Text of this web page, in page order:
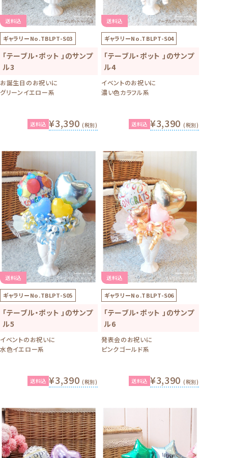
送料込
ギャラリーNo.TBLPT-S03
「テーブル・ポット 」のサンプ
ル3
お誕生日のお祝いに
グリーンイエロー系
送料込 ¥3,390(税別)
送料込
ギャラリーNo.TBLPT-S04
「テーブル・ポット 」のサンプ
ル4
イベントのお祝いに
濃い色カラフル系
送料込 ¥3,390 (税別)
送料込
ギャラリーNo.TBLPT-S05
「テーブル・ポット 」のサンプ
ル5
イベントのお祝いに
水色イエロー系
送料込 ¥3,390(税別)
送料込
ギャラリーNo.TBLPT-S06
「テーブル・ポット 」のサンプ
ル6
発表会のお祝いに
ピンクゴールド系
送料込 ¥3,390 (税別)